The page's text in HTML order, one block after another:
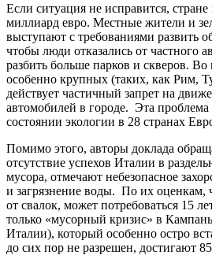
Если ситуация не исправится,
миллиард евро. Местные жители и
выступают с требованиями развить
чтобы люди отказались от частного
разбить больше парков и скверов. Во
особенно крупных (таких, как Рим,
действует частичный запрет на
автомобилей в городе. Эта проблема
состоянии экологии в 28 странах
Помимо этого, авторы доклада
отсутствие успехов Италии в
мусора, отмечают небезопасное
и загрязнение воды. По их оценкам,
от свалок, может потребоваться 15
только «мусорный кризис» в
Италии), который особенно остро
до сих пор не разрешен, достигают